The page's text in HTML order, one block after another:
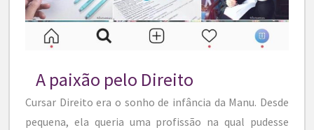
A paixão pelo Direito
Cursar Direito era o sonho de infância da Manu. Desde
pequena, ela queria uma profissão na qual pudesse